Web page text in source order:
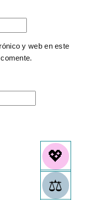
y web en este